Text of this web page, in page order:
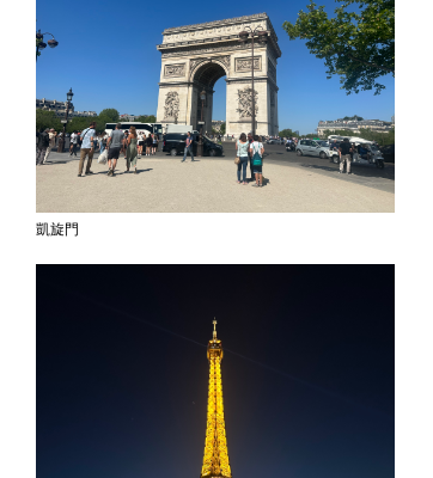
凱旋門